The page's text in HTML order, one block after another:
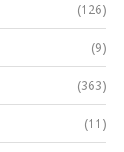
(126)
(9)
(363)
(11)